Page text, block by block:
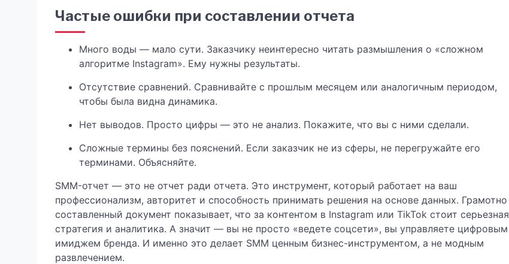
Частые ошибки при составлении отчета
Много воды — мало сути. Заказчику неинтересно читать размышления о «сложном
алгоритме Instagram». Ему нужны результаты.
Отсутствие сравнений. Сравнивайте с прошлым месяцем или аналогичным периодом,
чтобы была видна динамика.
Нет выводов. Просто цифры — это не анализ. Покажите, что вы с ними сделали.
Сложные термины без пояснений. Если заказчик не из сферы, не перегружайте его
терминами. Объясняйте.
SMM-отчет — это не отчет ради отчета. Это инструмент, который работает на ваш
профессионализм, авторитет и способность принимать решения на основе данных. Грамотно
составленный документ показывает, что за контентом в Instagram или TikTok стоит серьезная
стратегия и аналитика. А значит — вы не просто «ведете соцсети», вы управляете цифровым
имиджем бренда. И именно это делает SMM ценным бизнес-инструментом, а не модным
развлечением.